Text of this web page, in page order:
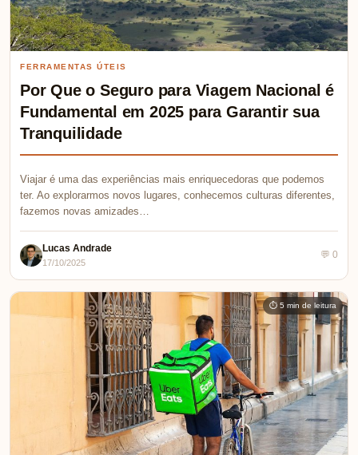
FERRAMENTAS ÚTEIS
Por Que o Seguro para Viagem Nacional é
Fundamental em 2025 para Garantir sua
Tranquilidade
Viajar é uma das experiências mais enriquecedoras que podemos
ter. Ao explorarmos novos lugares, conhecemos culturas diferentes,
fazemos novas amizades…
Lucas Andrade
17/10/2025
💬 0
⏱ 5 min de leitura